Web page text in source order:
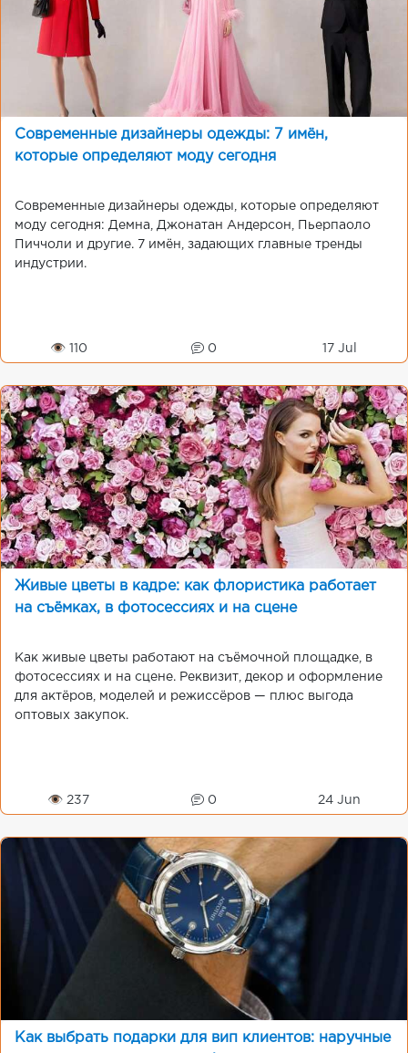
Современные дизайнеры одежды: 7 имён,
которые определяют моду сегодня
Современные дизайнеры одежды, которые определяют
моду сегодня: Демна, Джонатан Андерсон, Пьерпаоло
Пиччоли и другие. 7 имён, задающих главные тренды
индустрии.
👁 110 0 17 Jul
Живые цветы в кадре: как флористика работает
на съёмках, в фотосессиях и на сцене
Как живые цветы работают на съёмочной площадке, в
фотосессиях и на сцене. Реквизит, декор и оформление
для актёров, моделей и режиссёров — плюс выгода
оптовых закупок.
👁 237 0 24 Jun
Как выбрать подарки для вип клиентов: наручные